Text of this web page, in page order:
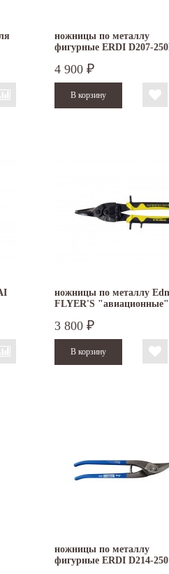
ножницы по металлу
фигурные ERDI D207-
4 900 ₽
ножницы по металлу
FLYER'S
3 800 ₽
ножницы по металлу
фигурные ERDI D214-250